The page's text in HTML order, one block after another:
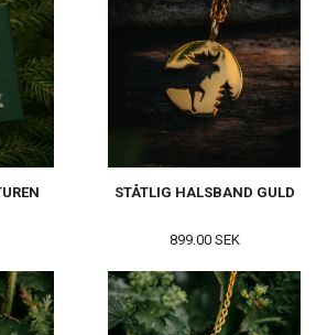
STÅTLIG HALSBAND GULD
899.00 SEK